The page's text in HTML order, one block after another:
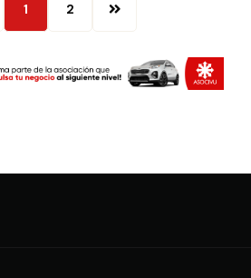
1 2